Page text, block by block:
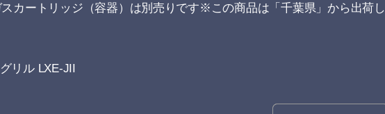
カートリッジ（容器）は別売りです※この商品は「千葉県」から出荷し
リル LXE-JII